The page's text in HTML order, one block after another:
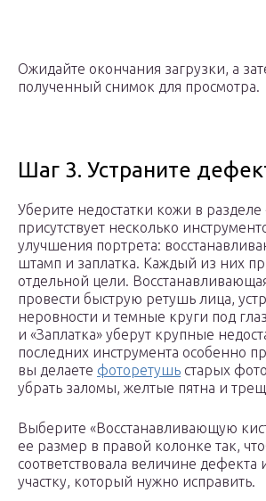
Ожидайте окончания загрузки, а
полученный снимок для просмотра.
Шаг 3. Устраните
Уберите недостатки кожи в разделе
присутствует несколько
улучшения портрета:
штамп и заплатка. Каждый из них
отдельной цели.
провести быструю ретушь лица,
неровности и темные круги под
и «Заплатка» уберут крупные
последних инструмента особенно
вы делаете фоторетушь старых
убрать заломы, желтые пятна и
Выберите «Восстанавливающую
ее размер в правой колонке так,
соответствовала величине дефекта
участку, который нужно исправить.